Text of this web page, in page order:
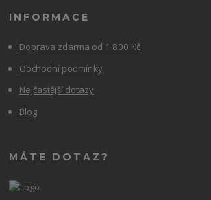
INFORMACE
Doprava zdarma od 1 800 Kč
Obchodní podmínky
Nejčastější dotazy
Blog
MÁTE DOTAZ?